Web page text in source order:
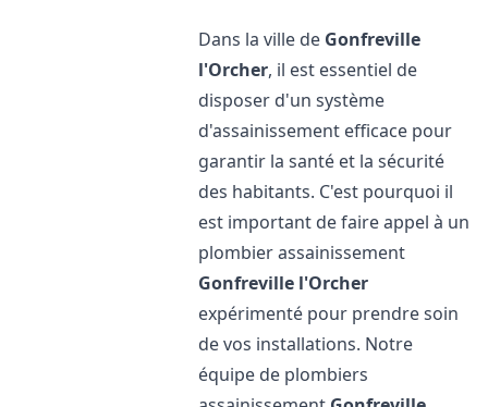
Dans la ville de Gonfreville
l'Orcher, il est essentiel de
disposer d'un système
d'assainissement efficace pour
garantir la santé et la sécurité
des habitants. C'est pourquoi il
est important de faire appel à un
plombier assainissement
Gonfreville l'Orcher
expérimenté pour prendre soin
de vos installations. Notre
équipe de plombiers